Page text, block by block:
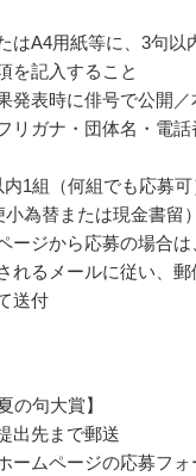
はA4用紙等に、3句以
を記入すること
発表時に俳号で公開／
リガナ・団体名・電話
1組（何組でも応募可
為替または現金書留）
ージから応募の場合は
れるメールに従い、郵
送付
の句大賞】
出先まで郵送
ームページの応募フ